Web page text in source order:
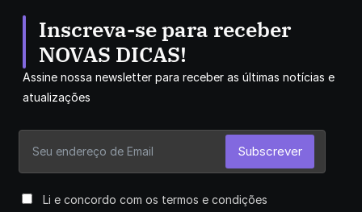
Inscreva-se para receber
NOVAS DICAS!
Assine nossa newsletter para receber as últimas notícias e
atualizações
Li e concordo com os termos e condições
Subscrever